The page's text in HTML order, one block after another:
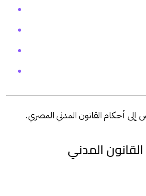
إلى أحكام القانون المدني المصري.